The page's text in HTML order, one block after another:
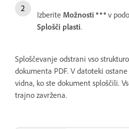
Izberite Možnosti v
Splošči plasti.
Sploščevanje odstrani vso
dokumenta PDF. V datoteki
vidna, ko ste dokument sploščili.
trajno zavržena.